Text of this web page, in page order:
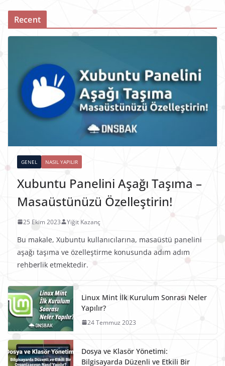
Recent
GENEL NASIL YAPILIR
Xubuntu Panelini Aşağı Taşıma –
Masaüstünüzü Özelleştirin!
25 Ekim 2023 Yiğit Kazanç
Bu makale, Xubuntu kullanıcılarına, masaüstü panelini
aşağı taşıma ve özelleştirme konusunda adım adım
rehberlik etmektedir.
Linux Mint İlk Kurulum Sonrası Neler
Yapılır?
24 Temmuz 2023
Dosya ve Klasör Yönetimi:
Bilgisayarda Düzenli ve Etkili Bir